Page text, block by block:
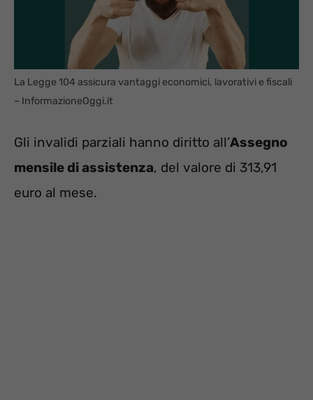
La Legge 104 assicura vantaggi economici, lavorativi e fiscali
– InformazioneOggi.it
Gli invalidi parziali hanno diritto all’Assegno
mensile di assistenza, del valore di 313,91
euro al mese.